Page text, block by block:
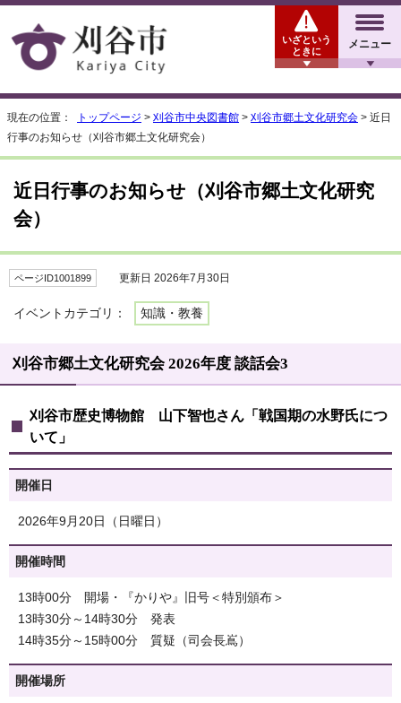
メニュー
いざという
ときに
現在の位置： トップページ > 刈谷市中央図書館 > 刈谷市郷土文化研究会 > 近日
行事のお知らせ（刈谷市郷土文化研究会）
近日行事のお知らせ（刈谷市郷土文化研究
会）
ページID1001899 更新日 2026年7月30日
イベントカテゴリ： 知識・教養
刈谷市郷土文化研究会 2026年度 談話会3
刈谷市歴史博物館 山下智也さん「戦国期の水野氏につ
いて」
開催日
2026年9月20日（日曜日）
開催時間
13時00分 開場・『かりや』旧号＜特別頒布＞
13時30分～14時30分 発表
14時35分～15時00分 質疑（司会長嶌）
開催場所